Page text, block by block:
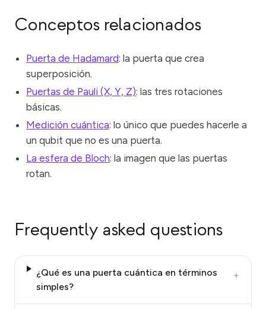
Conceptos relacionados
Puerta de Hadamard: la puerta que crea
superposición.
Puertas de Pauli (X, Y, Z): las tres rotaciones
básicas.
Medición cuántica: lo único que puedes hacerle a
un qubit que no es una puerta.
La esfera de Bloch: la imagen que las puertas
rotan.
Frequently asked questions
¿Qué es una puerta cuántica en términos
simples?
+